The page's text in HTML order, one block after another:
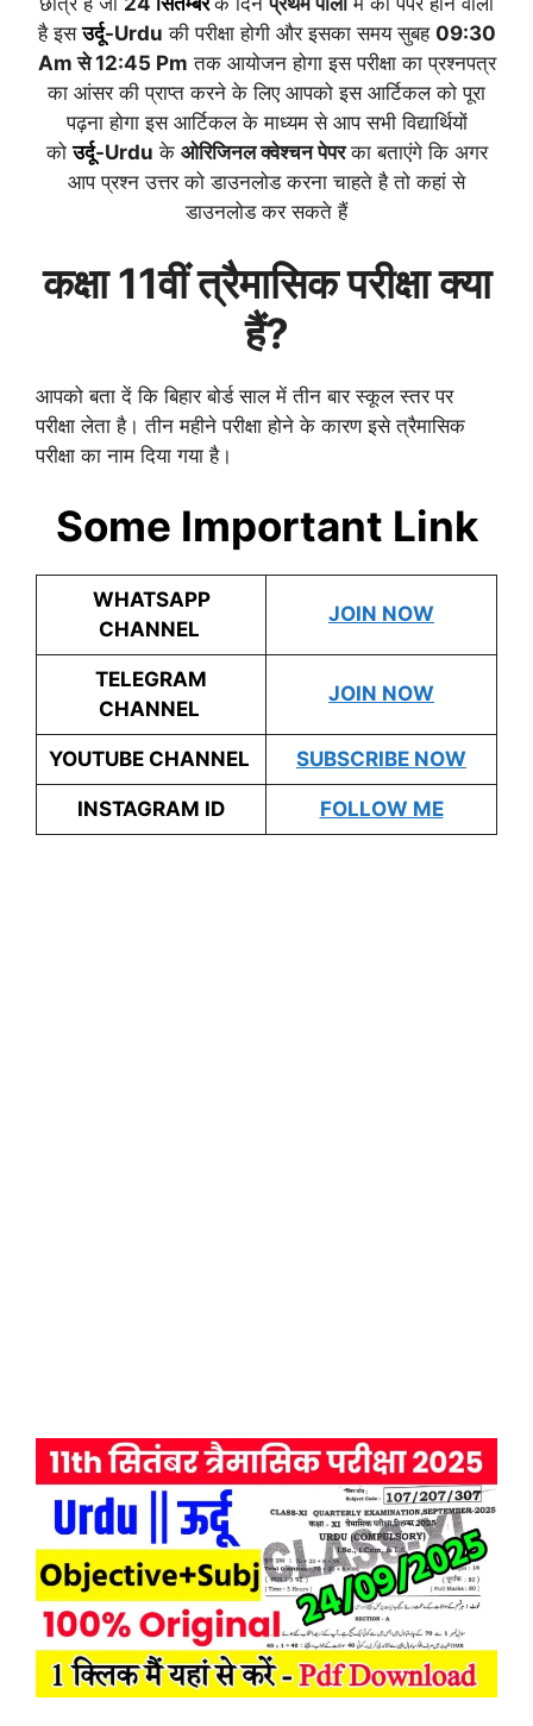
है इसउर्दू-Urdu की परीक्षा होगी और इसका समय सुबह 09:30
Am से 12:45 Pm तक आयोजन होगा इस परीक्षा का प्रश्नपत्र
का आंसर की प्राप्त करने के लिए आपको इस आर्टिकल को पूरा
पढ़ना होगा इस आर्टिकल के माध्यम से आप सभी विद्यार्थियों
कोउर्दू-Urdu के ओरिजिनल क्वेश्चन पेपरका बताएंगे कि अगर
आप प्रश्न उत्तर को डाउनलोड करना चाहते है तो कहां से
डाउनलोड कर सकते हैं
कक्षा 11वीं त्रैमासिक परीक्षा क्या
हैं?
आपको बता दें कि बिहार बोर्ड साल में तीन बार स्कूल स्तर पर
परीक्षा लेता है। तीन महीने परीक्षा होने के कारण इसे त्रैमासिक
परीक्षा का नाम दिया गया है।
Some Important Link
WHATSAPP
CHANNEL
JOIN NOW
TELEGRAM
CHANNEL
JOIN NOW
YOUTUBE CHANNEL SUBSCRIBE NOW
INSTAGRAM ID FOLLOW ME